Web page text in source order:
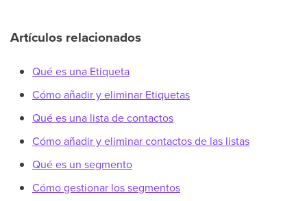
Artículos relacionados
Qué es una Etiqueta
Cómo añadir y eliminar Etiquetas
Qué es una lista de contactos
Cómo añadir y eliminar contactos de las listas
Qué es un segmento
Cómo gestionar los segmentos